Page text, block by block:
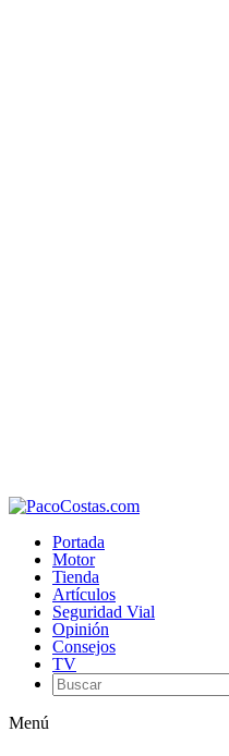
Portada
Motor
Tienda
Artículos
Seguridad Vial
Opinión
Consejos
TV
Menú